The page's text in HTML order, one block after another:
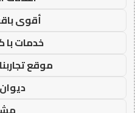
أقوى
خدمات با
موقع